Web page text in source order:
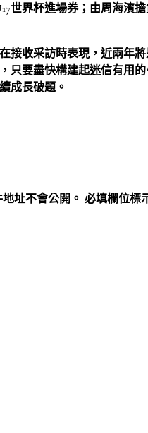
世界杯進場券；由周海濱擔
接收采訪時表現，近兩年
只要盡快構建起迷信有用
成長破題。
址不會公開。 必填欄位標